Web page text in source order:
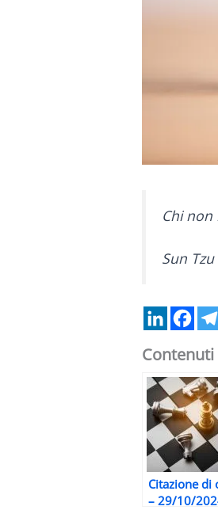
Chi
Sun Tzu
Contenuti
Citazione di
– 29/10/